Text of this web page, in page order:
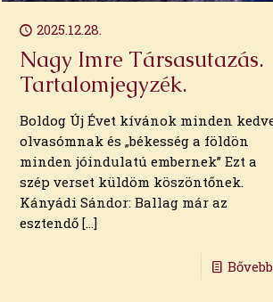
2025.12.28.
Nagy Imre Társasutazás.
Tartalomjegyzék.
Boldog Új Évet kívánok minden
olvasómnak és „békesség a földön
minden jóindulatú embernek” Ezt a
szép verset küldöm köszöntőnek.
Kányádi Sándor: Ballag már az
esztendő[…]
Archívum
2026. augusztus
2026. július